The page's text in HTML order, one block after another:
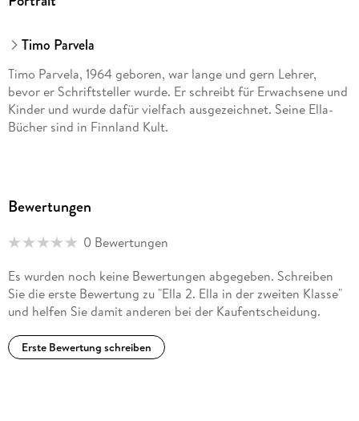
Timo Parvela
Timo Parvela, 1964 geboren, war lange und gern Lehrer,
bevor er Schriftsteller wurde. Er schreibt für Erwachsene und
Kinder und wurde dafür vielfach ausgezeichnet. Seine Ella-
Bücher sind in Finnland Kult.
Bewertungen
0 Bewertungen
Es wurden noch keine Bewertungen abgegeben. Schreiben
Sie die erste Bewertung zu "Ella 2. Ella in der zweiten Klasse"
und helfen Sie damit anderen bei der Kaufentscheidung.
Erste Bewertung schreiben